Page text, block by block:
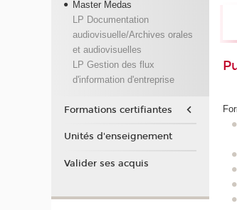
Master Medas
LP Documentation
audiovisuelle/Archives orales
et audiovisuelles
LP Gestion des flux
d'information d'entreprise
Formations certifiantes
Unités d'enseignement
Valider ses acquis